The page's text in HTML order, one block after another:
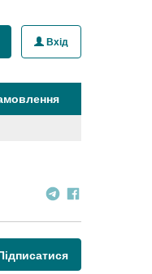
Вхід